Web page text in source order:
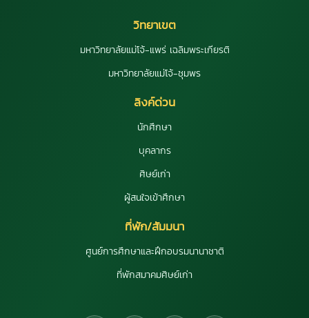
วิทยาเขต
มหาวิทยาลัยแม่โจ้-แพร่ เฉลิมพระเกียรติ
มหาวิทยาลัยแม่โจ้-ชุมพร
ลิงค์ด่วน
นักศึกษา
บุคลากร
ศิษย์เก่า
ผู้สนใจเข้าศึกษา
ที่พัก/สัมมนา
ศูนย์การศึกษาและฝึกอบรมนานาชาติ
ที่พักสมาคมศิษย์เก่า